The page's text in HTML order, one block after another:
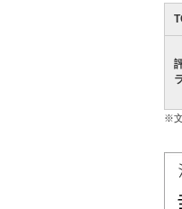
※文